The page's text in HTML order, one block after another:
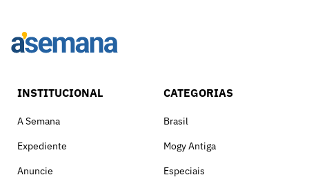
INSTITUCIONAL
A Semana
Expediente
Anuncie
CATEGORIAS
Brasil
Mogy Antiga
Especiais